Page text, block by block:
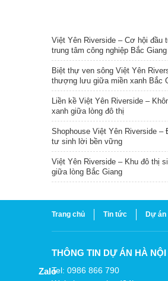
Việt Yên Riverside – Cơ hội đầu
trung tâm công nghiệp Bắc Giang
Biệt thự ven sông Việt Yên
thượng lưu giữa miền xanh Bắc
Liền kề Việt Yên Riverside –
xanh giữa lòng đô thị
Shophouse Việt Yên Riverside –
tư sinh lời bền vững
Việt Yên Riverside – Khu đô thị
giữa lòng Bắc Giang
Trang chủ Tin tức Dự án
THÔNG TIN DỰ ÁN HÀ NỘI
Tel: 0986 866 790
Zalo